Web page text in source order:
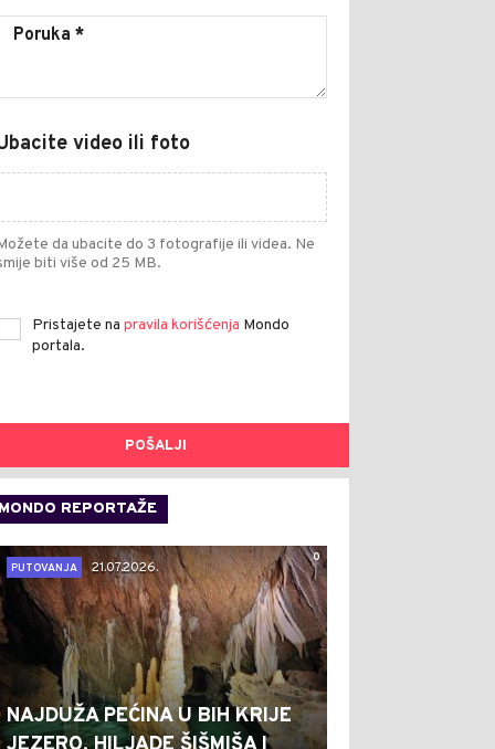
video ili foto
da ubacite do 3 fotografije ili videa. Ne
biti više od 25 MB.
Pristajete na pravila korišćenja Mondo
portala.
POŠALJI
MONDO REPORTAŽE
0
PUTOVANJA
21.07.2026.
NAJDUŽA PEĆINA U BIH KRIJE